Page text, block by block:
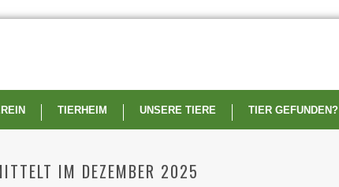
TIERHEIM UNSERE TIERE TIER GEFUNDEN?
IM DEZEMBER 2025